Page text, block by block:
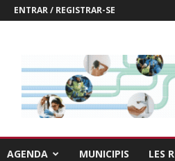
ENTRAR / REGISTRAR-SE
AGENDA MUNICIPIS LES